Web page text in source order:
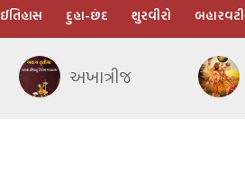
ઈતિહાસ દુહા-છંદ શુરવીરો
અખાત્રીજ